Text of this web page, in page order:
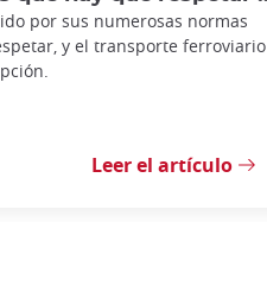
por sus numerosas normas
y el transporte ferroviario
Leer el artículo